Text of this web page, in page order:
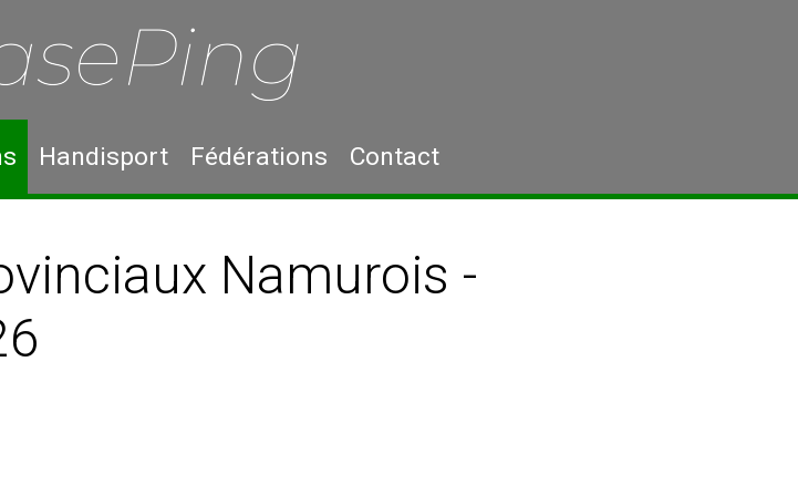
Handisport Fédérations Contact
Namurois -